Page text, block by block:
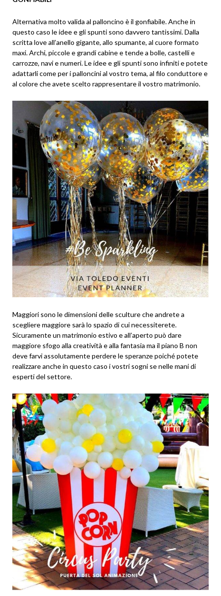
Alternativa molto valida al palloncino è il gonfiabile. Anche in
questo caso le idee e gli spunti sono davvero tantissimi. Dalla
scritta love all’anello gigante, allo spumante, al cuore formato
maxi. Archi, piccole e grandi cabine e tende a bolle, castelli e
carrozze, navi e numeri. Le idee e gli spunti sono infiniti e potete
adattarli come per i palloncini al vostro tema, al filo conduttore e
al colore che avete scelto rappresentare il vostro matrimonio.
Maggiori sono le dimensioni delle sculture che andrete a
scegliere maggiore sarà lo spazio di cui necessiterete.
Sicuramente un matrimonio estivo e all’aperto può dare
maggiore sfogo alla creatività e alla fantasia ma il piano B non
deve farvi assolutamente perdere le speranze poiché potete
realizzare anche in questo caso i vostri sogni se nelle mani di
esperti del settore.